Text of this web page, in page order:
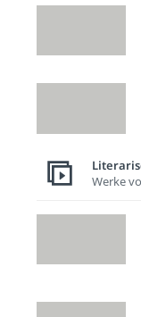
Werke